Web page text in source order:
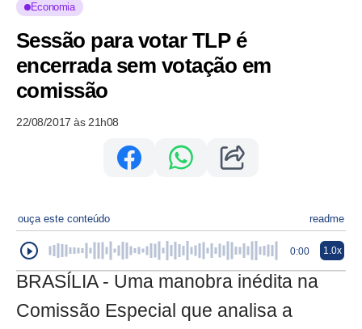
Economia
Sessão para votar TLP é
encerrada sem votação em
comissão
22/08/2017 às 21h08
ouça este conteúdo readme
0:00 1.0x
BRASÍLIA - Uma manobra inédita na
Comissão Especial que analisa a